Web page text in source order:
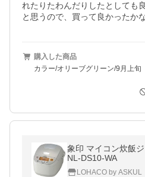
れたりたわんだりしたとしても
と思うので、買って良かったか
購入した商品
カラー/オリーブグリーン/9月上旬
象印 マイコン炊飯
NL-DS10-WA
LOHACO by ASKUL